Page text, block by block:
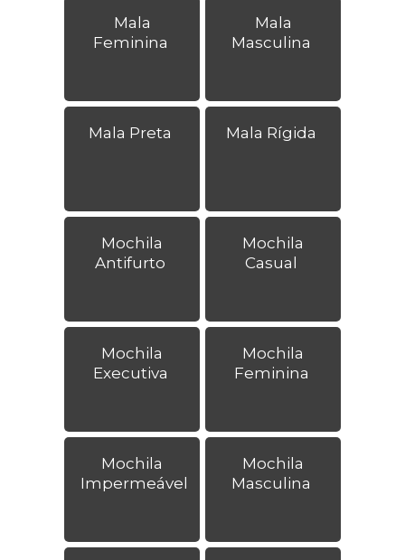
Mala
Feminina
Mala
Masculina
Mala Preta Mala Rígida
Mochila
Antifurto
Mochila
Casual
Mochila
Executiva
Mochila
Feminina
Mochila
Impermeável
Mochila
Masculina